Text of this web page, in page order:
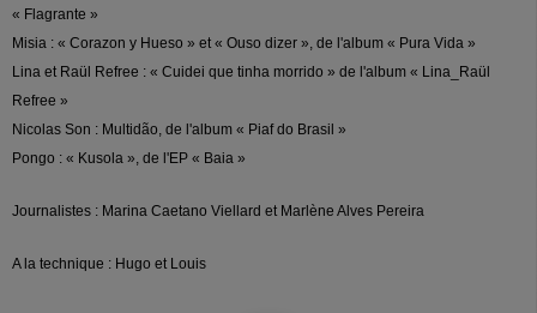
« Flagrante »
Misia : « Corazon y Hueso » et « Ouso dizer », de l'album « Pura Vida »
Lina et Raül Refree : « Cuidei que tinha morrido » de l'album « Lina_Raül
Refree »
Nicolas Son : Multidão, de l'album « Piaf do Brasil »
Pongo : « Kusola », de l'EP « Baia »
Journalistes : Marina Caetano Viellard et Marlène Alves Pereira
A la technique : Hugo et Louis